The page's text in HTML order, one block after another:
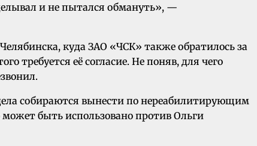
и не пытался обмануть», —
куда ЗАО «ЧСК» также обратилось за
требуется её согласие. Не поняв, для чего
собираются вынести по нереабилитирующим
может быть использовано против Ольги